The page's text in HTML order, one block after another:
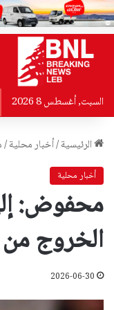
السبت, أغسطس 8 2026
الرئيسية/أخبار محلية/
أخبار محلية
محفوض:
الخروج من
2026-06-30